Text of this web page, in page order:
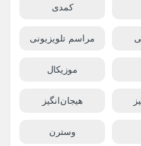
کمدی
مراسم تلویزیونی
موزیکال
هیجان‌انگیز
وسترن